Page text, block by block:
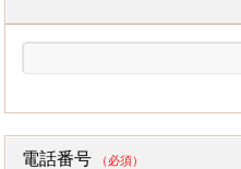
電話番号 （必須）